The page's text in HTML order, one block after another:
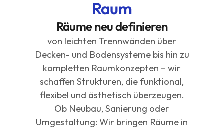
Raum
Räume neu definieren
von leichten Trennwänden über
Decken- und Bodensysteme bis hin zu
kompletten Raumkonzepten – wir
schaffen Strukturen, die funktional,
flexibel und ästhetisch überzeugen.
Ob Neubau, Sanierung oder
Umgestaltung: Wir bringen Räume in